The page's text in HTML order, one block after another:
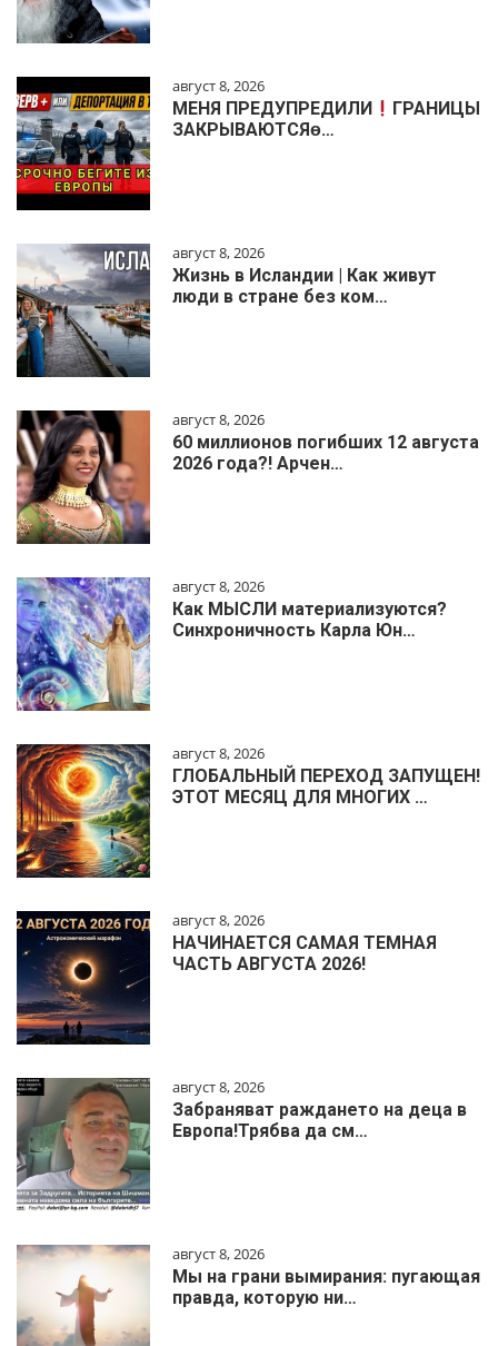
август 8, 2026
МЕНЯ ПРЕДУПРЕДИЛИ
ГРАНИЦЫ
ЗАКРЫВАЮТСЯɵ…
август 8, 2026
Жизнь в Исландии | Как живут
люди в стране без ком…
август 8, 2026
60 миллионов погибших 12 августа
2026 года?! Арчен…
август 8, 2026
Как МЫСЛИ материализуются?
Синхроничность Карла Юн…
август 8, 2026
ГЛОБАЛЬНЫЙ ПЕРЕХОД ЗАПУЩЕН!
ЭТОТ МЕСЯЦ ДЛЯ МНОГИХ …
август 8, 2026
НАЧИНАЕТСЯ САМАЯ ТЕМНАЯ
ЧАСТЬ АВГУСТА 2026!
август 8, 2026
Забраняват раждането на деца в
Европа!Трябва да см…
август 8, 2026
Мы на грани вымирания: пугающая
правда, которую ни…